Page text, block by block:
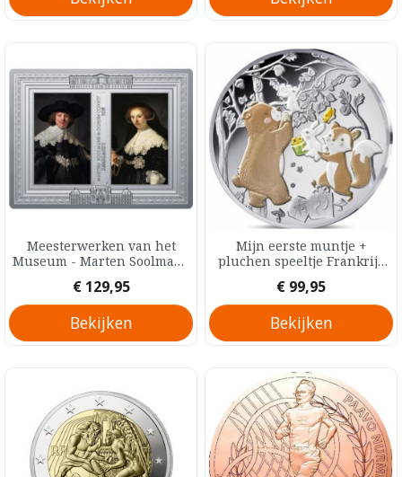
Meesterwerken van het
Museum - Marten Soolmans
(Rembrandt) Frankrijk
Zilver Proof 10 Euro 2025
Prijs
€ 129,95
Bekijken
Mijn eerste muntje +
pluchen speeltje Frankrijk
Prijs
€ 99,95
Bekijken